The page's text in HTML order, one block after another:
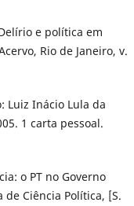
e política em
Rio de Janeiro, v.
Luiz Inácio Lula da
1 carta pessoal.
o PT no Governo
de Ciência Política, [S.